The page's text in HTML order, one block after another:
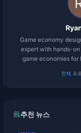
Game economy
expert with hands-
game economies for
전체 프
추천 뉴스